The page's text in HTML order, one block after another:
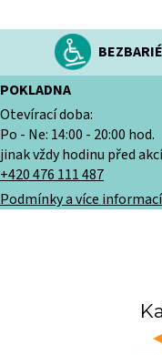
POKLADNA
Otevírací doba:
Po - Ne: 14:00 - 20:00 hod.
jinak vždy hodinu před akcí
+420 476 111 487
Podmínky a více informací